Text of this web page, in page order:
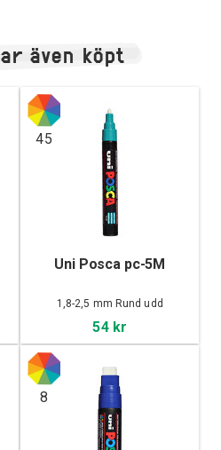
även köpt
45
Uni Posca pc-5M
1,8-2,5 mm Rund udd
54 kr
8